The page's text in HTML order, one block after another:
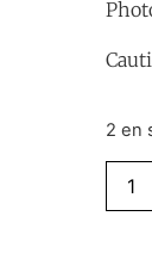
2 en